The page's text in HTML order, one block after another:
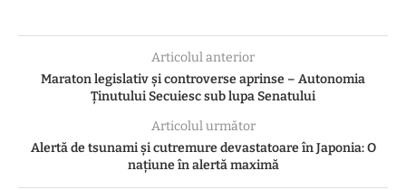
Articolul anterior
Maraton legislativ și controverse aprinse – Autonomia
Ținutului Secuiesc sub lupa Senatului
Articolul următor
Alertă de tsunami și cutremure devastatoare în Japonia: O
națiune în alertă maximă